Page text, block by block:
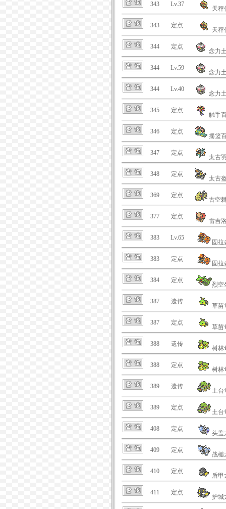
343 Lv.37
天秤
343 定点
天秤
344 定点
念力
344 Lv.59
念力
344 Lv.40
念力
345 定点
触手
346 定点
摇篮
347 定点
太古
348 定点
太古
369 定点
古空
377 定点
雷吉
383 Lv.65
固拉
383 定点
固拉
384 定点
烈空
387 遗传
草苗
387 定点
草苗
388 遗传
树林
388 定点
树林
389 遗传
土台
389 定点
土台
408 定点
头盖
409 定点
战槌
410 定点
盾甲
411 定点
护城